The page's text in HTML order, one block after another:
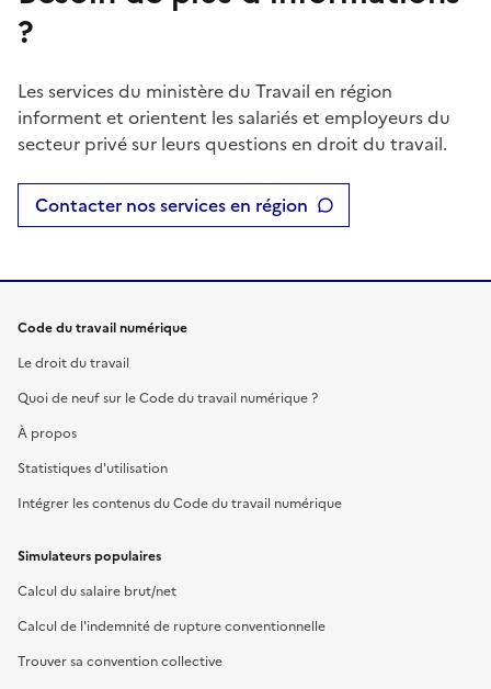
?
Les services du ministère du Travail en région
informent et orientent les salariés et employeurs du
secteur privé sur leurs questions en droit du travail.
Contacter nos services en région
Code du travail numérique
Le droit du travail
Quoi de neuf sur le Code du travail numérique ?
À propos
Statistiques d'utilisation
Intégrer les contenus du Code du travail numérique
Simulateurs populaires
Calcul du salaire brut/net
Calcul de l'indemnité de rupture conventionnelle
Trouver sa convention collective